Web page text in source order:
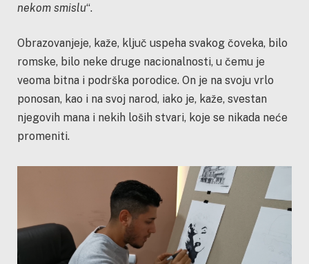
nekom smislu“.
Obrazovanjeje, kaže, ključ uspeha svakog čoveka, bilo
romske, bilo neke druge nacionalnosti, u čemu je
veoma bitna i podrška porodice. On je na svoju vrlo
ponosan, kao i na svoj narod, iako je, kaže, svestan
njegovih mana i nekih loših stvari, koje se nikada neće
promeniti.